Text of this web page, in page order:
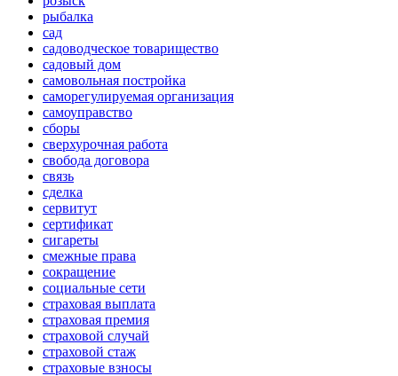
рыбалка
сад
садоводческое товарищество
садовый дом
самовольная постройка
саморегулируемая организация
самоуправство
сборы
сверхурочная работа
свобода договора
связь
сделка
сервитут
сертификат
сигареты
смежные права
сокращение
социальные сети
страховая выплата
страховая премия
страховой случай
страховой стаж
страховые взносы